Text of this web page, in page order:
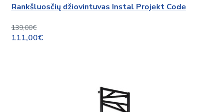
Rankšluosčių džiovintuvas Instal Projekt Code
139,00€
111,00€